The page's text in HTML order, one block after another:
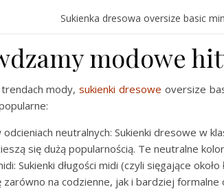
Sukienka dresowa oversize basic
modowe
mody,sukienki dresowe oversize
odcieniach neutralnych: Sukienki dresowe w
się dużą popularnością. Te neutralne
Sukienki długości midi (czyli sięgające
zarówno na codzienne, jak i bardziej formalne